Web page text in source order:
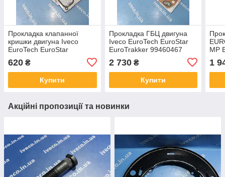
Прокладка клапанної
кришки двигуна Iveco
EuroTech EuroStar
4837594 98480127
98420446
620 ₴
Купити
Прокладка ГБЦ двигуна
Iveco EuroTech EuroStar
EuroTrakker 99460467
98465823 30-027898-00
12265.20
2 730₴
Купити
MP
1
Акційні пропозиції та новинки